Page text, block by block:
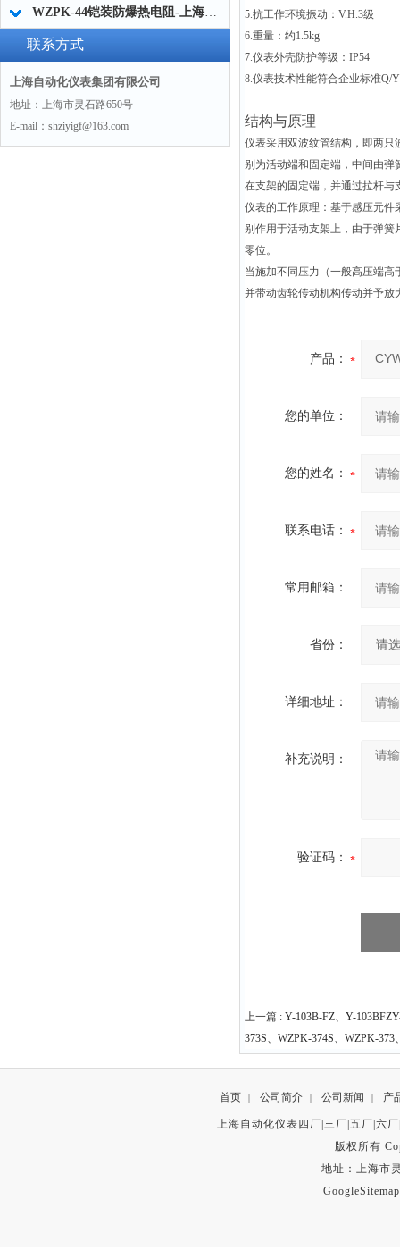
WZPK-44铠装防爆热电阻-上海自动化仪表三厂
联系方式
上海自动化仪表集团有限公司
地址：上海市灵石路650号
E-mail：shziyigf@163.com
5.抗工作环境振动：V.H.3级
6.重量：约1.5kg
7.仪表外壳防护等级：IP54
8.仪表技术性能符合企业标准Q/
结构与原理
仪表采用双波纹管结构，即两只
别为活动端和固定端，中间由弹
在支架的固定端，并通过拉杆与
仪表的工作原理：基于感压元件
别作用于活动支架上，由于弹簧
零位。
当施加不同压力（一般高压端
并带动齿轮传动机构传动并予放
产品：
您的单位：
您的姓名：
联系电话：
常用邮箱：
省份：
详细地址：
补充说明：
验证码：
上一篇 : Y-103B-FZ、Y-
373S、WZPK-374S、WZPK-
首页 | 公司简介 | 公司新闻 | 产
上海自动化仪表四厂|三厂|五厂|六
版权所有
地址：上海市
GoogleSitemap